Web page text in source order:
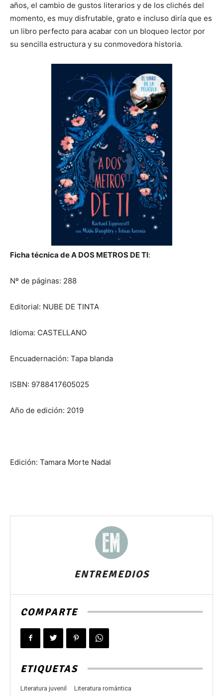
años, el cambio de gustos literarios y de los clichés del
momento, es muy disfrutable, grato e incluso diría que es
un libro perfecto para acabar con un bloqueo lector por
su sencilla estructura y su conmovedora historia.
Ficha técnica de A DOS METROS DE TI:
Nº de páginas: 288
Editorial: NUBE DE TINTA
Idioma: CASTELLANO
Encuadernación: Tapa blanda
ISBN: 9788417605025
Año de edición: 2019
Edición: Tamara Morte Nadal
ENTREMEDIOS
COMPARTE
ETIQUETAS
Literatura juvenil Literatura romántica